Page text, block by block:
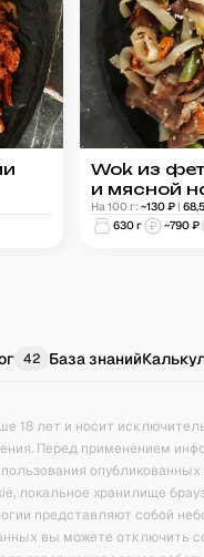
Wok из
и мясной
На 100 г: ~130₽ | 68,5
630г ~790₽
42 База знаний
18 лет и носит
Перед применением
локальное хранилище
представляют собой
вы можете отключить